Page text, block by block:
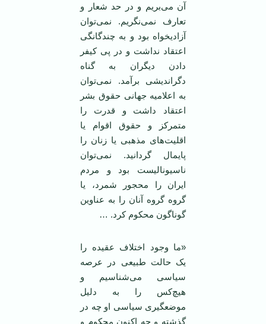
آن می‌بریم و در حد شعار و
تعارف نمی‌نگریم. نمی‌توان
آزادیخواه بود و به چندگانگی
اعتقاد نداشت و در پی کیفر
دادن دیگران به گناه
دگراندیشی برآمد. نمی‌توان
به اعلامیه جهانی حقوق بشر
اعتقاد داشت و قدرت را
متمرکز و حقوق اقوام یا
اقلیت‌های مذهبی یا زنان را
پایمال گردانید. نمی‌توان
ناسیونالیست بود و مردم
‌ایران را محجور شمرد، یا
گروه گروه آنان را به عناوین
گوناگون محکوم کرد. …
«ما وجود اختلاف عقیده را
یک حالت طبیعی در عرصه
سیاسی می‌شناسیم و
هیچ‌کس را به دلیل
موضعگیری سیاسی او چه در
گذشته و چه اکنون محکوم و